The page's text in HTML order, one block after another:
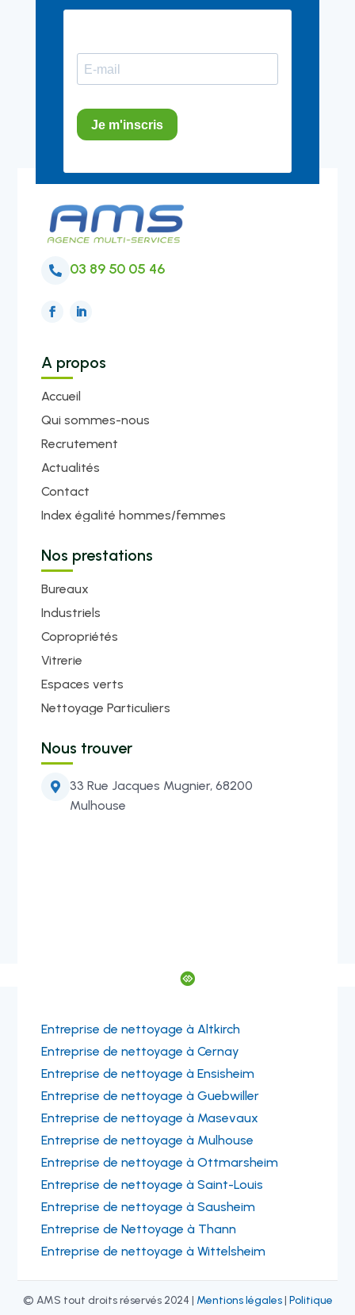
 03 89 50 05 46
A propos
Accueil
Qui sommes-nous
Recrutement
Actualités
Contact
Index égalité hommes/femmes
Nos prestations
Bureaux
Industriels
Copropriétés
Vitrerie
Espaces verts
Nettoyage Particuliers
Nous trouver

33 Rue Jacques Mugnier, 68200
Mulhouse

Entreprise de nettoyage à Altkirch
Entreprise de nettoyage à Cernay
Entreprise de nettoyage à Ensisheim
Entreprise de nettoyage à Guebwiller
Entreprise de nettoyage à Masevaux
Entreprise de nettoyage à Mulhouse
Entreprise de nettoyage à Ottmarsheim
Entreprise de nettoyage à Saint-Louis
Entreprise de nettoyage à Sausheim
Entreprise de Nettoyage à Thann
Entreprise de nettoyage à Wittelsheim
© AMS tout droits réservés 2024 | Mentions légales| Politique